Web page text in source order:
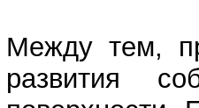
Между тем,
развития